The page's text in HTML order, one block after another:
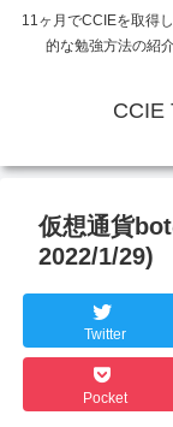
11ヶ月でCCIEを取得
的な勉強方法の紹
CCIE
仮想通貨
2022/1/29)
Twitter
Pocket